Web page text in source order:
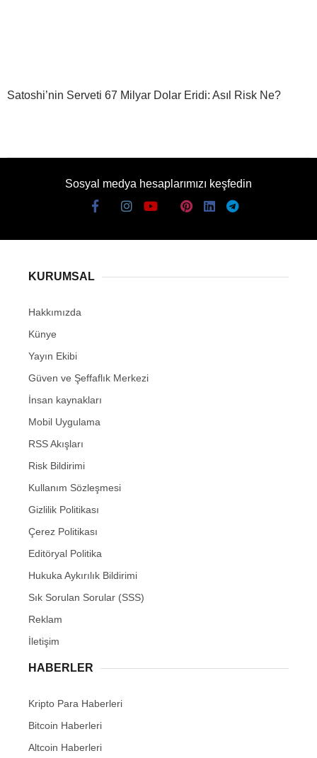
Satoshi’nin Serveti 67 Milyar Dolar Eridi: Asıl Risk Ne?
Sosyal medya hesaplarımızı keşfedin
KURUMSAL
Hakkımızda
Künye
Yayın Ekibi
Güven ve Şeffaflık Merkezi
İnsan kaynakları
Mobil Uygulama
RSS Akışları
Risk Bildirimi
Kullanım Sözleşmesi
Gizlilik Politikası
Çerez Politikası
Editöryal Politika
Hukuka Aykırılık Bildirimi
Sık Sorulan Sorular (SSS)
Reklam
İletişim
HABERLER
Kripto Para Haberleri
Bitcoin Haberleri
Altcoin Haberleri